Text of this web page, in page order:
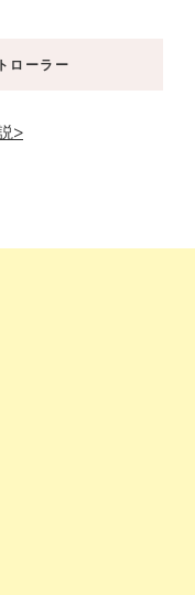
ローラー
>